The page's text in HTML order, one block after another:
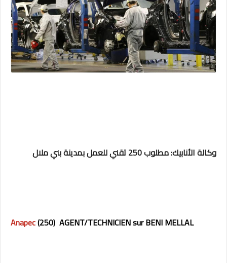
وكالة الأنابيك: مطلوب 250 تقني للعمل بمدينة بني ملال
Anapec(250) AGENT/TECHNICIEN sur BENI MELLAL